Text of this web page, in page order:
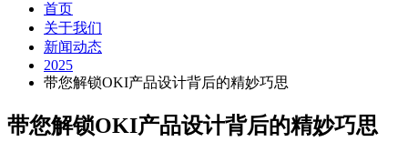
首页
关于我们
新闻动态
2025
带您解锁OKI产品设计背后的精妙巧思
带您解锁OKI产品设计背后的精妙巧思